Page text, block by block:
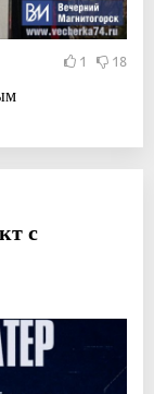
1 18
с